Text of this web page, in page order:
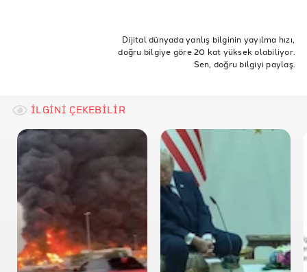
Dijital dünyada yanlış bilginin yayılma hızı,
doğru bilgiye göre 20 kat yüksek olabiliyor.
Sen, doğru bilgiyi paylaş.
İLGİNİ ÇEKEBİLİR